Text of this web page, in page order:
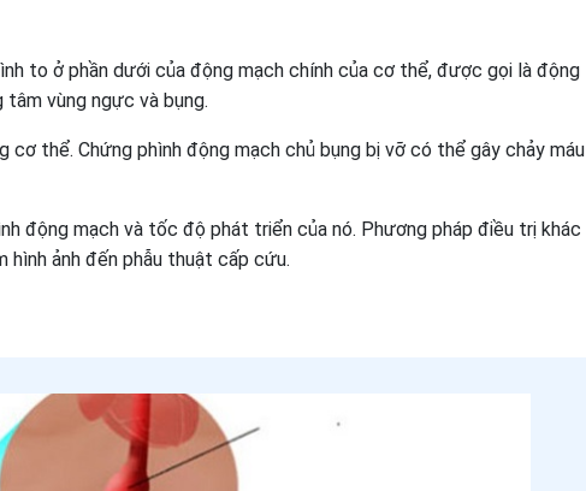
to ở phần dưới của động mạch chính của cơ thể, được gọi là động
vùng ngực và bụng.
cơ thể. Chứng phình động mạch chủ bụng bị vỡ có thể gây chảy máu
động mạch và tốc độ phát triển của nó. Phương pháp điều trị khác
ảnh đến phẫu thuật cấp cứu.